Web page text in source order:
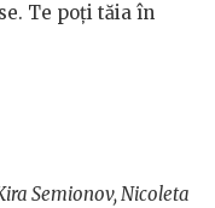
Te poţi tăia în
Semionov, Nicoleta